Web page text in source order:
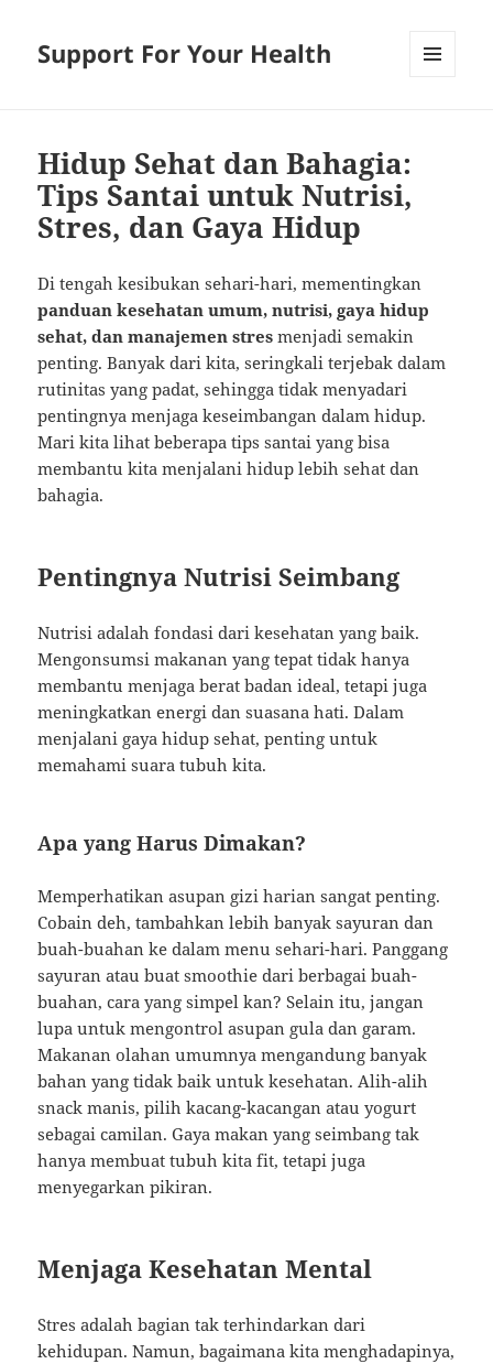
Support For Your Health
Hidup Sehat dan Bahagia:
Tips Santai untuk Nutrisi,
Stres, dan Gaya Hidup
Di tengah kesibukan sehari-hari, mementingkan
panduan kesehatan umum, nutrisi, gaya hidup
sehat, dan manajemen stres menjadi semakin
penting. Banyak dari kita, seringkali terjebak dalam
rutinitas yang padat, sehingga tidak menyadari
pentingnya menjaga keseimbangan dalam hidup.
Mari kita lihat beberapa tips santai yang bisa
membantu kita menjalani hidup lebih sehat dan
bahagia.
Pentingnya Nutrisi Seimbang
Nutrisi adalah fondasi dari kesehatan yang baik.
Mengonsumsi makanan yang tepat tidak hanya
membantu menjaga berat badan ideal, tetapi juga
meningkatkan energi dan suasana hati. Dalam
menjalani gaya hidup sehat, penting untuk
memahami suara tubuh kita.
Apa yang Harus Dimakan?
Memperhatikan asupan gizi harian sangat penting.
Cobain deh, tambahkan lebih banyak sayuran dan
buah-buahan ke dalam menu sehari-hari. Panggang
sayuran atau buat smoothie dari berbagai buah-
buahan, cara yang simpel kan? Selain itu, jangan
lupa untuk mengontrol asupan gula dan garam.
Makanan olahan umumnya mengandung banyak
bahan yang tidak baik untuk kesehatan. Alih-alih
snack manis, pilih kacang-kacangan atau yogurt
sebagai camilan. Gaya makan yang seimbang tak
hanya membuat tubuh kita fit, tetapi juga
menyegarkan pikiran.
Menjaga Kesehatan Mental
Stres adalah bagian tak terhindarkan dari
kehidupan. Namun, bagaimana kita menghadapinya,